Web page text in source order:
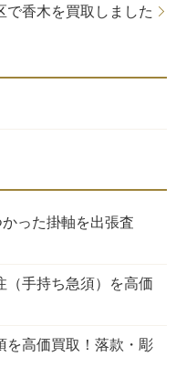
香木を買取しました
った掛軸を出張査
（手持ち急須）を高価
を高価買取！落款・彫